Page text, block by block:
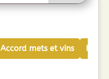
Accord mets et vins